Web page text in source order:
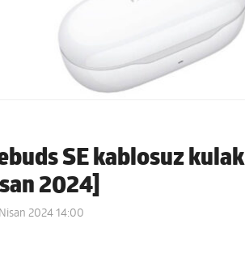
SE kablosuz
2024]
2024 14:00